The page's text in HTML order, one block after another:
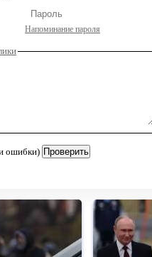
Напоминание пароля
ошибки)